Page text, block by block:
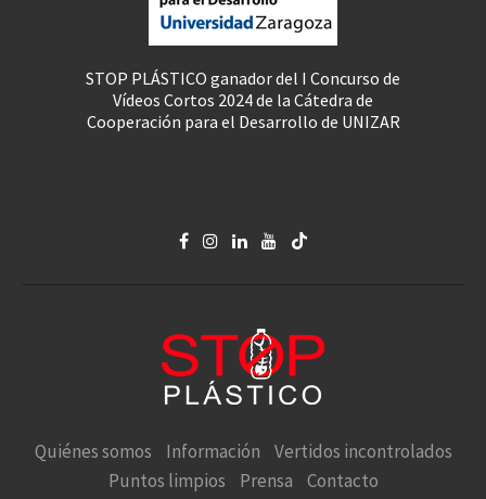
STOP PLÁSTICO ganador del I Concurso de
Vídeos Cortos 2024 de la Cátedra de
Cooperación para el Desarrollo de UNIZAR
Quiénes somos Información
Vertidos incontrolados
Puntos limpios
Prensa Contacto